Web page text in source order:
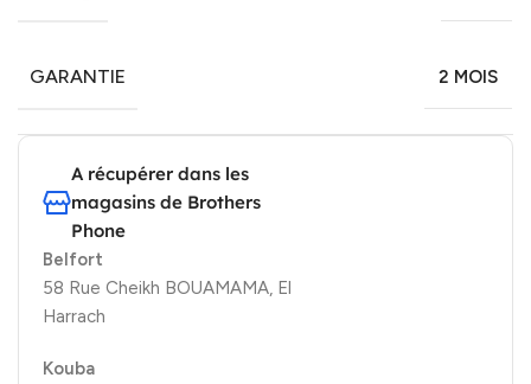
GARANTIE 2 MOIS
A récupérer dans les
magasins de Brothers
Phone
Belfort
58 Rue Cheikh BOUAMAMA, El
Harrach
Kouba